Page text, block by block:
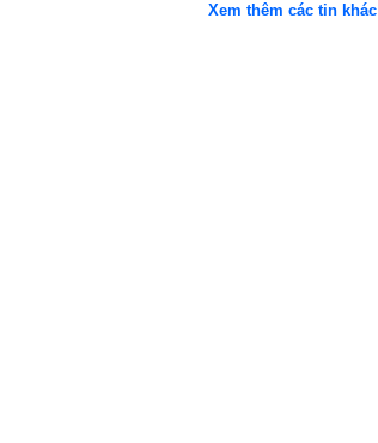
Xem thêm các tin khác